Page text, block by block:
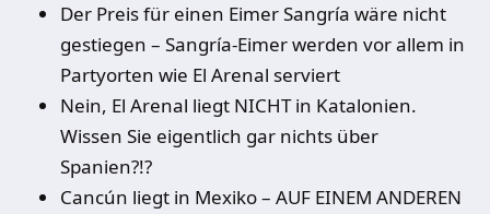
Der Preis für einen Eimer Sangría wäre nicht
gestiegen – Sangría-Eimer werden vor allem in
Partyorten wie El Arenal serviert
Nein, El Arenal liegt NICHT in Katalonien.
Wissen Sie eigentlich gar nichts über
Spanien?!?
Cancún liegt in Mexiko – AUF EINEM ANDEREN